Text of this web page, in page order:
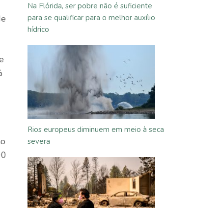
Na Flórida, ser pobre não é suficiente
para se qualificar para o melhor auxílio
hídrico
Rios europeus diminuem em meio à seca
severa